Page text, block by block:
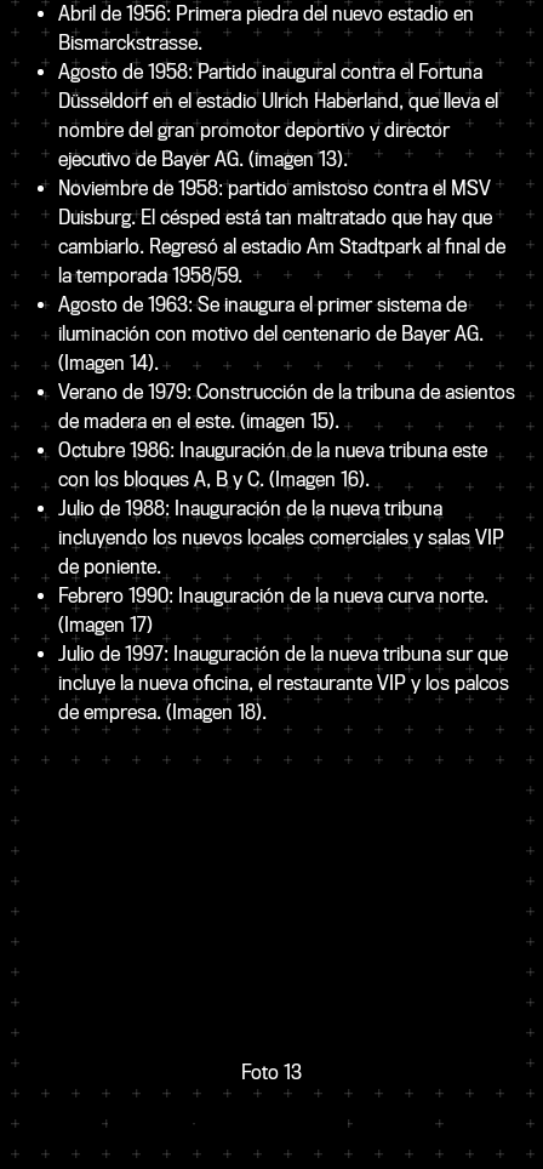
Abril de 1956: Primera piedra del nuevo estadio en
Bismarckstrasse.
Agosto de 1958: Partido inaugural contra el Fortuna
Düsseldorf en el estadio Ulrich Haberland, que lleva el
nombre del gran promotor deportivo y director
ejecutivo de Bayer AG. (imagen 13).
Noviembre de 1958: partido amistoso contra el MSV
Duisburg. El césped está tan maltratado que hay que
cambiarlo. Regresó al estadio Am Stadtpark al final de
la temporada 1958/59.
Agosto de 1963: Se inaugura el primer sistema de
iluminación con motivo del centenario de Bayer AG.
(Imagen 14).
Verano de 1979: Construcción de la tribuna de asientos
de madera en el este. (imagen 15).
Octubre 1986: Inauguración de la nueva tribuna este
con los bloques A, B y C. (Imagen 16).
Julio de 1988: Inauguración de la nueva tribuna
incluyendo los nuevos locales comerciales y salas VIP
de poniente.
Febrero 1990: Inauguración de la nueva curva norte.
(Imagen 17)
Julio de 1997: Inauguración de la nueva tribuna sur que
incluye la nueva oficina, el restaurante VIP y los palcos
de empresa. (Imagen 18).
Foto 13